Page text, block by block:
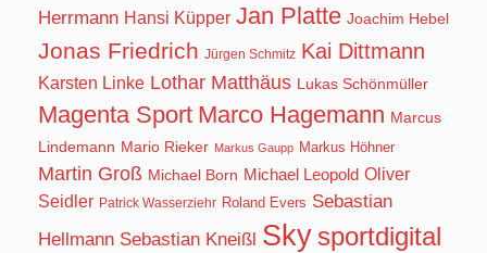
Herrmann Hansi Küpper Jan Platte Joachim Hebel
Jonas Friedrich Jürgen Schmitz Kai Dittmann
Karsten Linke Lothar Matthäus Lukas Schönmüller
Magenta Sport Marco Hagemann Marcus
Lindemann Mario Rieker Markus Gaupp Markus Höhner
Martin Groß Michael Born Michael Leopold Oliver
Seidler Patrick Wasserziehr Roland Evers Sebastian
Hellmann Sebastian Kneißl Sky sportdigital